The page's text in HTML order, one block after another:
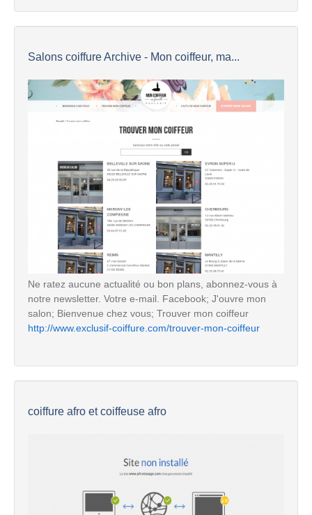
Salons coiffure Archive - Mon coiffeur, ma...
Ne ratez aucune actualité ou bon plans, abonnez-vous à
notre newsletter. Votre e-mail. Facebook; J'ouvre mon
salon; Bienvenue chez vous; Trouver mon coiffeur
http://www.exclusif-coiffure.com/trouver-mon-coiffeur
coiffure afro et coiffeuse afro